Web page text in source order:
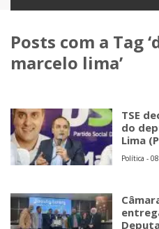
Posts com a Tag
marcelo lima’
TSE
do
Lima
Política -